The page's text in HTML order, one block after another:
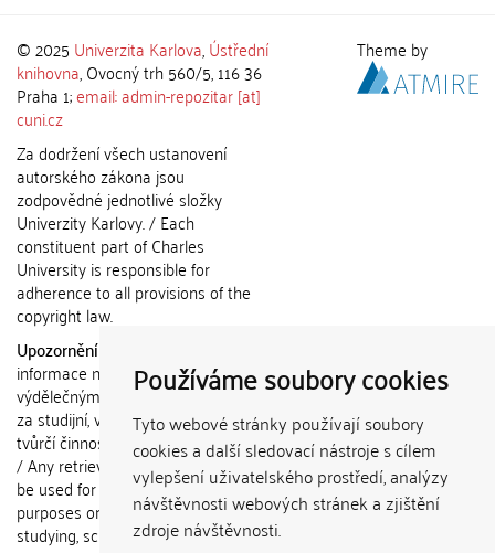
Používáme soubory cookies
Tyto webové stránky používají soubory
cookies a další sledovací nástroje s cílem
vylepšení uživatelského prostředí, analýzy
návštěvnosti webových stránek a zjištění
zdroje návštěvnosti.
© 2025 Univerzita Karlova,Ústřední
knihovna, Ovocný trh 560/5, 116 36
Praha 1;email: admin-repozitar [at]
cuni.cz
Za dodržení všech ustanovení
autorského zákona jsou
zodpovědné jednotlivé složky
Univerzity Karlovy. / Each
constituent part of Charles
University is responsible for
adherence to all provisions of the
copyright law.
Upozornění / Notice:
informace nemohou být použity k
výdělečným účelům nebo vydávány
za studijní, vědeckou nebo jinou
tvůrčí činnost jiné osoby než autora.
/ Any retrieved information shall not
be used for any commercial
purposes or claimed as results of
studying, scientific or any other
Theme by